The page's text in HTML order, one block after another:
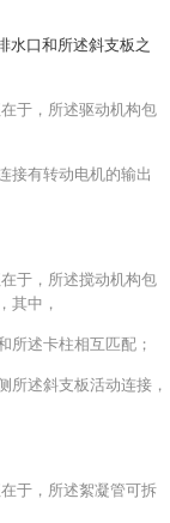
水口和所述斜支板之
于，所述驱动机构包
接有转动电机的输出
于，所述搅动机构包
其中，
所述卡柱相互匹配；
所述斜支板活动连接，
于，所述絮凝管可拆